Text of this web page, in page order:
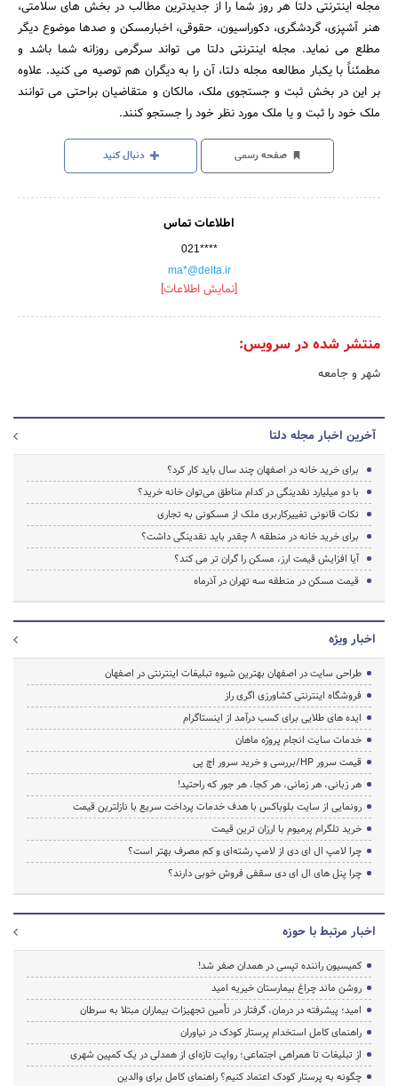
مجله اینترنتی دلتا هر روز شما را از جدیدترین مطالب در بخش های سلامتی،
هنر آشپزی، گردشگری، دکوراسیون، حقوقی، اخبارمسکن و صدها موضوع دیگر
مطلع می نماید. مجله اینترنتی دلتا می تواند سرگرمی روزانه شما باشد و
مطمئناً با یکبار مطالعه مجله دلتا، آن را به دیگران هم توصیه می کنید. علاوه
بر این در بخش ثبت و جستجوی ملک، مالکان و متقاضیان براحتی می توانند
ملک خود را ثبت و یا ملک مورد نظر خود را جستجو کنند.
صفحه رسمی دنبال کنید
اطلاعات تماس
021****
ma*@delta.ir
[نمایش اطلاعات]
منتشر شده در سرویس:
شهر و جامعه
آخرین اخبار مجله دلتا
برای خرید خانه در اصفهان چند سال باید کار کرد؟
با دو میلیارد نقدینگی در کدام مناطق می‌توان خانه خرید؟
نکات قانونی تغییرکاربری ملک از مسکونی به تجاری
برای خرید خانه در منطقه 8 چقدر باید نقدینگی داشت؟
آیا افزایش قیمت ارز، مسکن را گران تر می کند؟
قیمت مسکن در منطقه سه تهران در آذرماه
اخبار ویژه
طراحی سایت در اصفهان بهترین شیوه تبلیغات اینترنتی در اصفهان
فروشگاه اینترنتی کشاورزی اگری راز
ایده های طلایی برای کسب درآمد از اینستاگرام
خدمات سایت انجام پروژه ماهان
قیمت سرور HP/بررسی و خرید سرور اچ پی
هر زبانی، هر زمانی، هر کجا، هر جور که راحتید!
رونمایی از سایت بلوباکس با هدف خدمات پرداخت سریع با نازلترین قیمت
خرید تلگرام پرمیوم با ارزان ترین قیمت
چرا لامپ ال ای دی از لامپ رشته‌ای و کم مصرف بهتر است؟
چرا پنل های ال ای دی سقفی فروش خوبی دارند؟
اخبار مرتبط با حوزه
کمیسیون راننده تپسی در همدان صفر شد!
روشن ماند چراغ بیمارستان خیریه امید
امید؛ پیشرفته در درمان، گرفتار در تأمین تجهیزات بیماران مبتلا به سرطان
راهنمای کامل استخدام پرستار کودک در نیاوران
از تبلیغات تا همراهی اجتماعی؛ روایت تازه‌ای از همدلی در یک کمپین شهری
چگونه به پرستار کودک اعتماد کنیم؟ راهنمای کامل برای والدین